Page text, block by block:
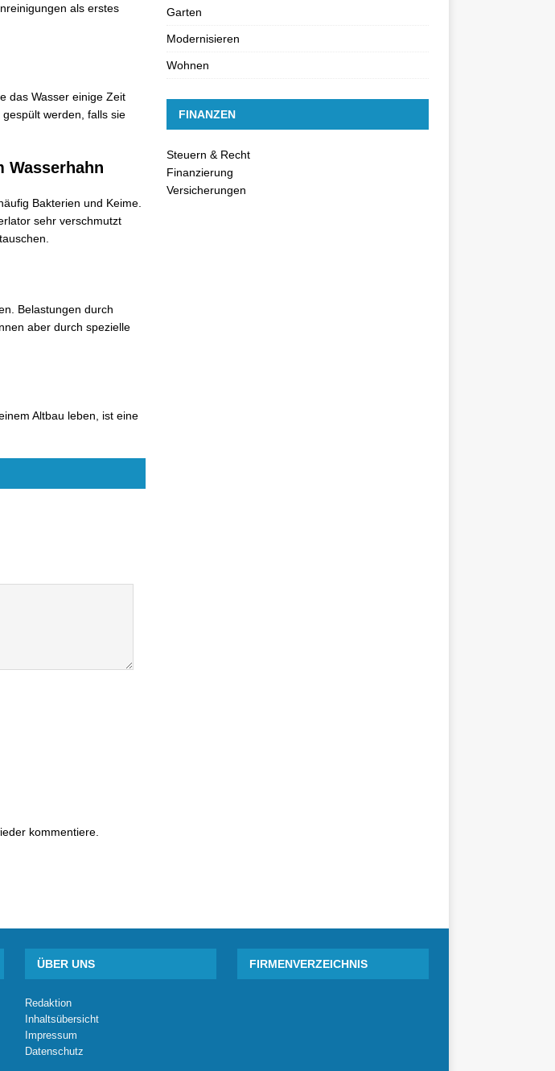
als erstes
das Wasser einige Zeit
werden, falls sie
Wasserhahn
Bakterien und Keime.
sehr verschmutzt
Belastungen durch
aber durch spezielle
Altbau leben, ist eine
kommentiere.
Garten
Modernisieren
Wohnen
FINANZEN
Steuern & Recht
Finanzierung
Versicherungen
ÜBER UNS
Redaktion
Inhaltsübersicht
Impressum
Datenschutz
FIRMENVERZEICHNIS